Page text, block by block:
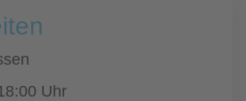
Uhr